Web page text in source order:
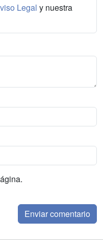
Legal y nuestra